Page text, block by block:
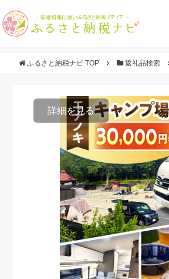
ふるさと納税ナビ TOP 返礼品検索
詳細を見る